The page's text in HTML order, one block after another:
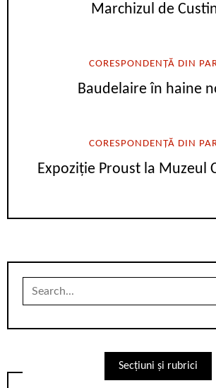
Marchizul de
CORESPONDENȚĂ DIN
Baudelaire în haine
CORESPONDENȚĂ DIN
Expoziție Proust la Muzeul
Search
Secțiuni și rubrici